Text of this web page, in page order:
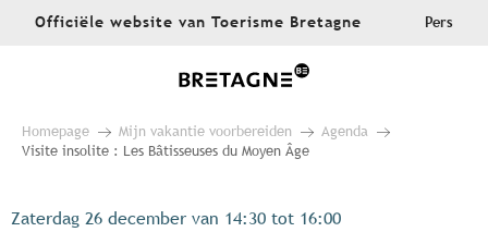
AllerOfficiële website van Toerisme Bretagne Pers
Homepage Mijn vakantie voorbereiden
Agenda
Visite insolite : Les Bâtisseuses du Moyen Âge
Zaterdag 26 december van 14:30 tot 16:00